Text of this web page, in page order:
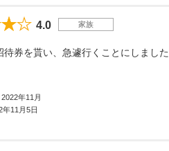
4.0 家族
待券を貰い、急遽行くことにしまし
年11月
年11月5日